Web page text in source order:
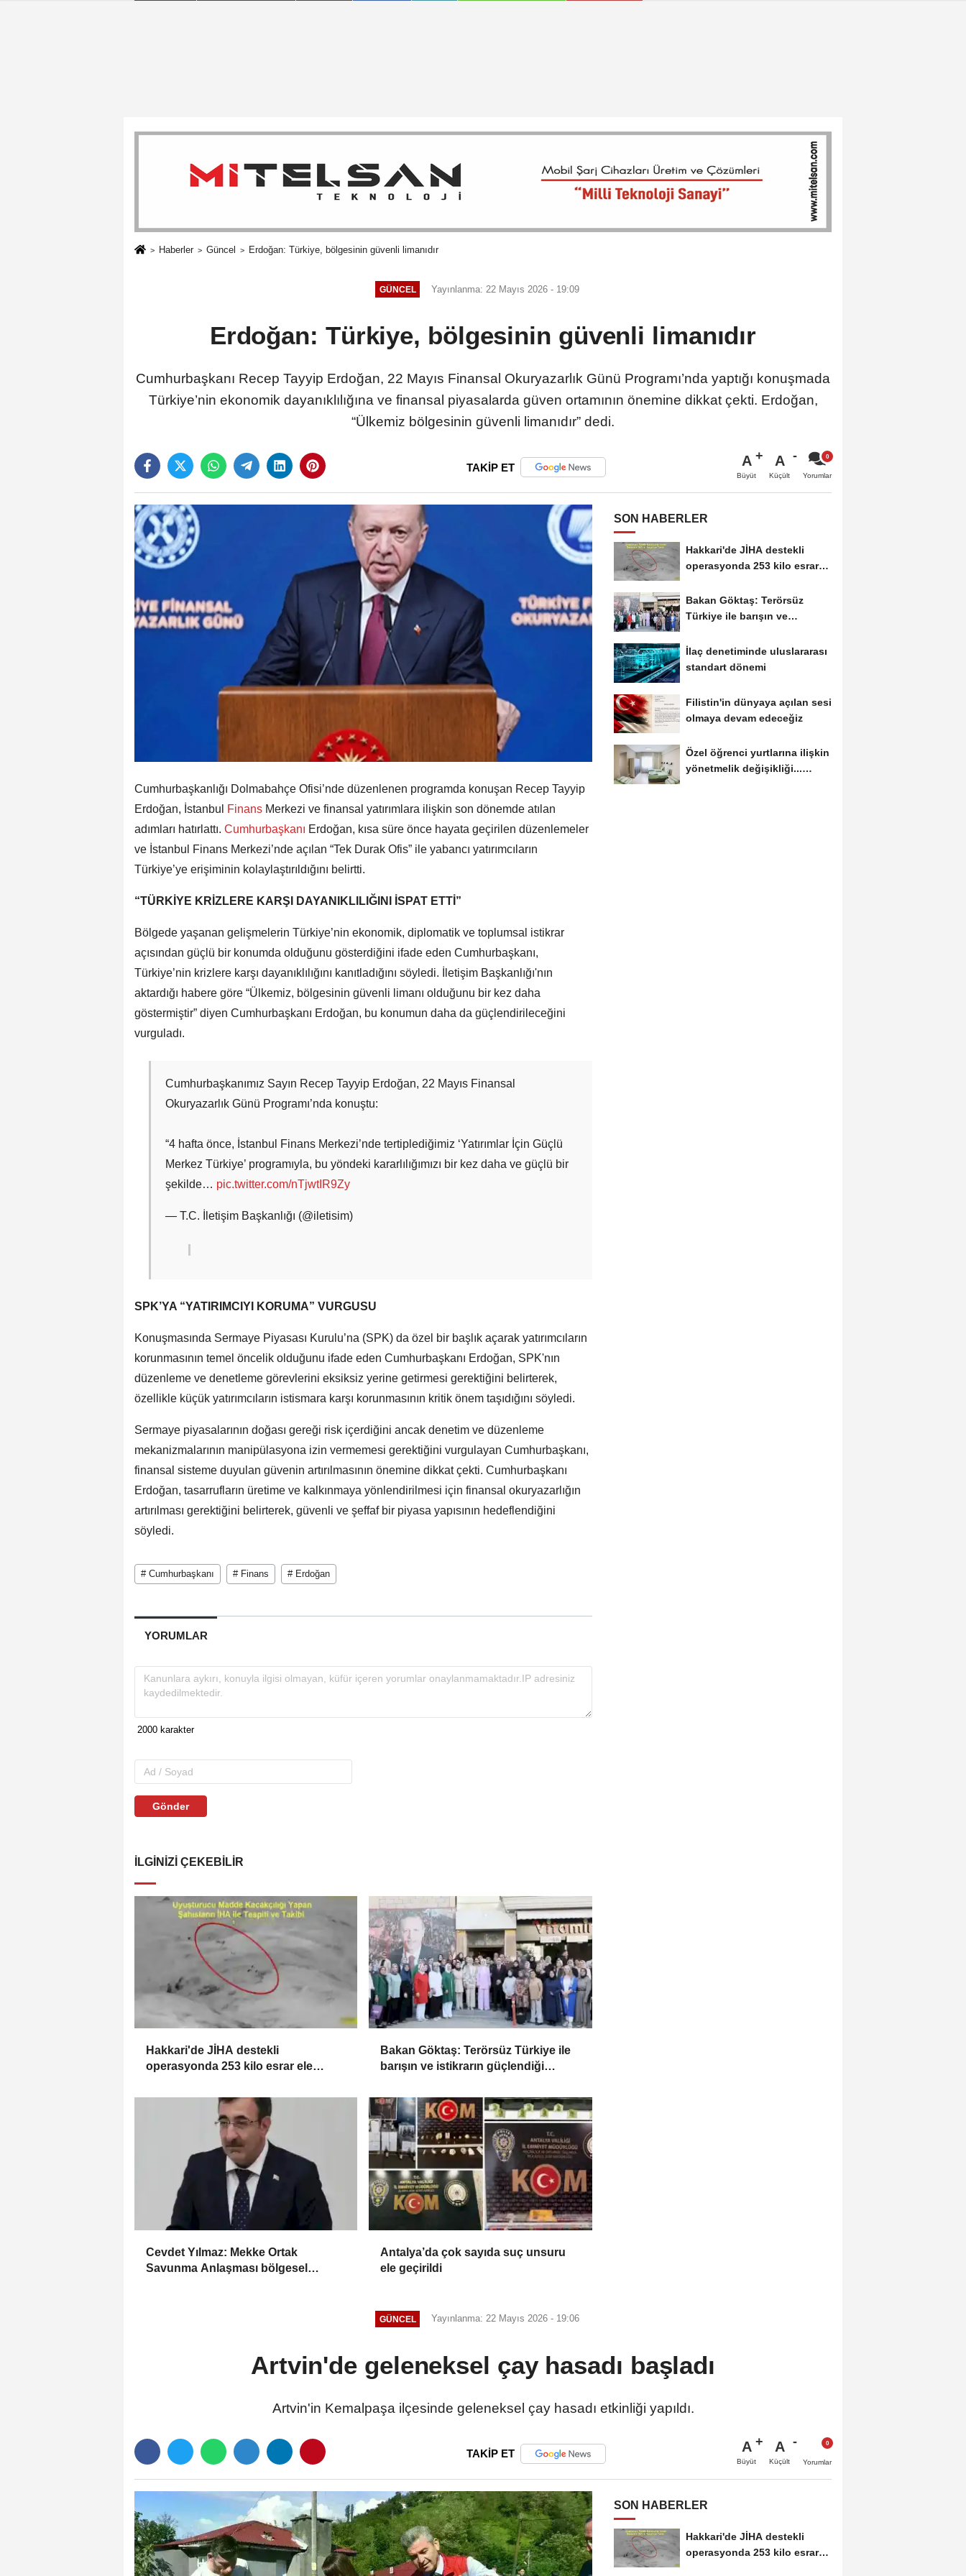
Haberler Güncel Erdoğan: Türkiye, bölgesinin güvenli limanıdır
GÜNCEL Yayınlanma: 22 Mayıs 2026 - 19:09
Erdoğan: Türkiye, bölgesinin güvenli limanıdır
Cumhurbaşkanı Recep Tayyip Erdoğan, 22 Mayıs Finansal Okuryazarlık Günü Programı’nda yaptığı konuşmada
Türkiye’nin ekonomik dayanıklılığına ve finansal piyasalarda güven ortamının önemine dikkat çekti. Erdoğan,
“Ülkemiz bölgesinin güvenli limanıdır” dedi.
TAKİP ET A
Büyüt
A
Küçült Yorumlar
Cumhurbaşkanlığı Dolmabahçe Ofisi’nde düzenlenen programda konuşan Recep Tayyip
Erdoğan, İstanbul
Finans Merkezi ve finansal yatırımlara ilişkin son dönemde atılan
adımları hatırlattı. Cumhurbaşkanı Erdoğan, kısa süre önce hayata geçirilen düzenlemeler
ve İstanbul Finans Merkezi’nde açılan “Tek Durak Ofis” ile yabancı yatırımcıların
Türkiye’ye erişiminin kolaylaştırıldığını belirtti.
“TÜRKİYE KRİZLERE KARŞI DAYANIKLILIĞINI İSPAT ETTİ”
Bölgede yaşanan gelişmelerin Türkiye’nin ekonomik, diplomatik ve toplumsal istikrar
açısından güçlü bir konumda olduğunu gösterdiğini ifade eden Cumhurbaşkanı,
Türkiye’nin krizlere karşı dayanıklılığını kanıtladığını söyledi. İletişim Başkanlığı'nın
aktardığı habere göre “Ülkemiz, bölgesinin güvenli limanı olduğunu bir kez daha
göstermiştir” diyen Cumhurbaşkanı Erdoğan, bu konumun daha da güçlendirileceğini
vurguladı.
Cumhurbaşkanımız Sayın Recep Tayyip Erdoğan, 22 Mayıs Finansal
Okuryazarlık Günü Programı’nda konuştu:
“4 hafta önce, İstanbul Finans Merkezi’nde tertiplediğimiz ‘Yatırımlar İçin Güçlü
Merkez Türkiye’ programıyla, bu yöndeki kararlılığımızı bir kez daha ve güçlü bir
şekilde… pic.twitter.com/nTjwtIR9Zy
— T.C. İletişim Başkanlığı (@iletisim)
SPK’YA “YATIRIMCIYI KORUMA” VURGUSU
Konuşmasında Sermaye Piyasası Kurulu’na (SPK) da özel bir başlık açarak yatırımcıların
korunmasının temel öncelik olduğunu ifade eden Cumhurbaşkanı Erdoğan, SPK'nın
düzenleme ve denetleme görevlerini eksiksiz yerine getirmesi gerektiğini belirterek,
özellikle küçük yatırımcıların istismara karşı korunmasının kritik önem taşıdığını söyledi.
Sermaye piyasalarının doğası gereği risk içerdiğini ancak denetim ve düzenleme
mekanizmalarının manipülasyona izin vermemesi gerektiğini vurgulayan Cumhurbaşkanı,
finansal sisteme duyulan güvenin artırılmasının önemine dikkat çekti. Cumhurbaşkanı
Erdoğan, tasarrufların üretime ve kalkınmaya yönlendirilmesi için finansal okuryazarlığın
artırılması gerektiğini belirterek, güvenli ve şeffaf bir piyasa yapısının hedeflendiğini
söyledi.
# Cumhurbaşkanı # Finans # Erdoğan
YORUMLAR
Gönder
İLGINIZI ÇEKEBILIR
Hakkari'de JİHA destekli
operasyonda 253 kilo esrar ele
Bakan Göktaş: Terörsüz Türkiye ile
barışın ve istikrarın güçlendiği
Cevdet Yılmaz: Mekke Ortak
Savunma Anlaşması bölgesel
Antalya’da çok sayıda suç unsuru
ele geçirildi
SON HABERLER
Hakkari'de JİHA destekli
operasyonda 253 kilo esrar
Bakan Göktaş: Terörsüz
Türkiye ile barışın ve
İlaç denetiminde uluslararası
standart dönemi
Filistin'in dünyaya açılan sesi
olmaya devam edeceğiz
Özel öğrenci yurtlarına ilişkin
yönetmelik değişikliği...
GÜNCEL Yayınlanma: 22 Mayıs 2026 - 19:06
Artvin'de geleneksel çay hasadı başladı
Artvin'in Kemalpaşa ilçesinde geleneksel çay hasadı etkinliği yapıldı.
TAKİP ET A
Büyüt
A
Küçült Yorumlar
SON HABERLER
Hakkari'de JİHA destekli
operasyonda 253 kilo esrar